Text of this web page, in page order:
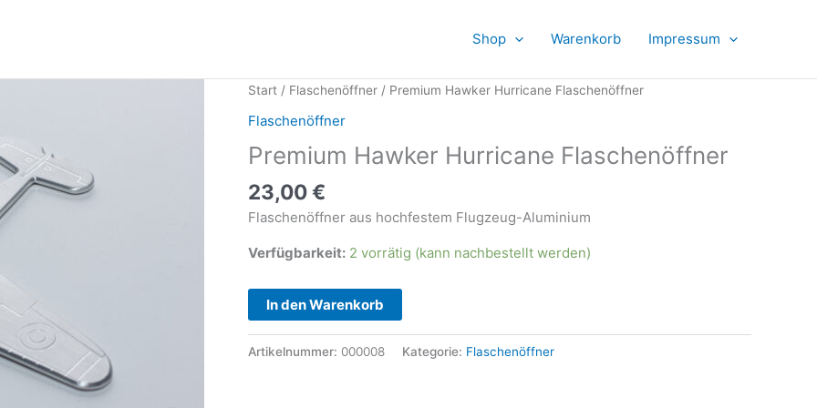
Shop Warenkorb Impressum
Start / Flaschenöffner / Premium Hawker Hurricane Flaschenöffner
Flaschenöffner
Premium Hawker Hurricane Flaschenöffner
23,00€
Flaschenöffner aus hochfestem Flugzeug-Aluminium
Verfügbarkeit: 2 vorrätig (kann nachbestellt werden)
Premium
Hawker
In den Warenkorb
Artikelnummer: 000008 Kategorie: Flaschenöffner